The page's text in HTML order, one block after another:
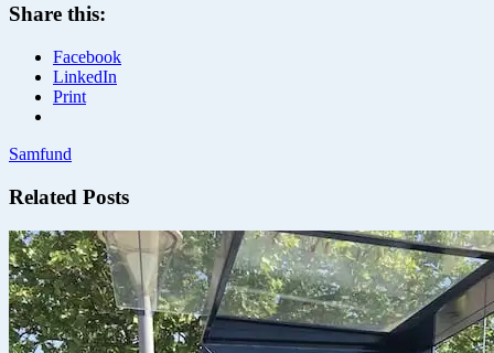
Share this:
Facebook
LinkedIn
Print
Samfund
Related Posts